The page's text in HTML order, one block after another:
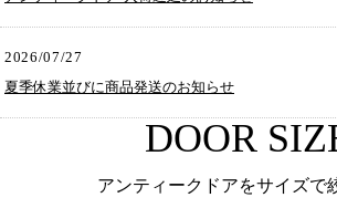
2026/07/27
夏季休業並びに商品発送のお知らせ
DOOR
アンティークドアをサイズで